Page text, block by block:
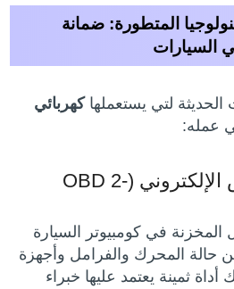
المتطورة: ضمانة
السيارات
الحديثة لتي يستعملهاكهربائي
عمله:
أجهزة التشخيص الإلكتروني (OBD 2-
المخزنة في كومبيوتر السيارة
حالة المحرك والفرامل وأجهزة
أداة ثمينة يعتمد عليها خبراء